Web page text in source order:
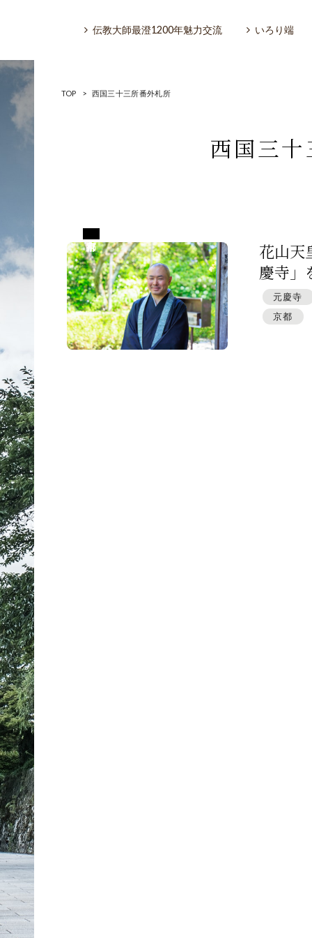
伝教大師最澄1200年魅力交流 いろり端
探訪「1200年の魅力交流」
日本文化を探る
プレスアーカイブ
TOP > 西国三十三所番外札所
西国三
花山天
慶寺」
元慶寺
京都